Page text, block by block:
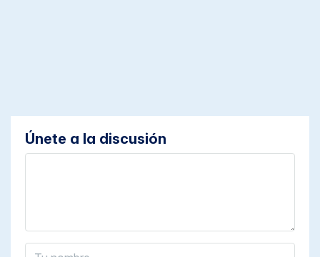
Únete a la discusión